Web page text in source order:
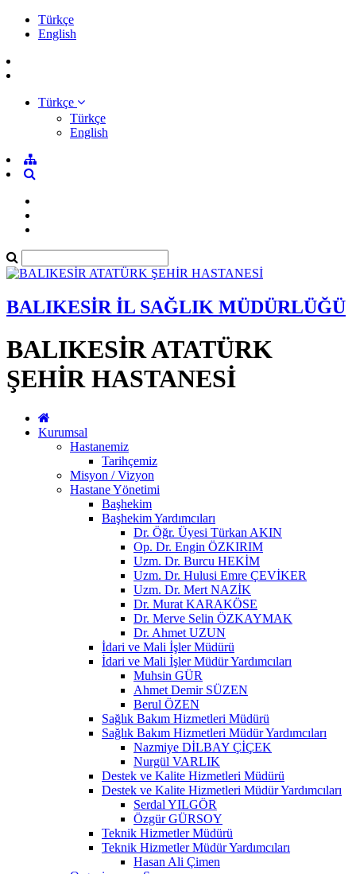
Türkçe
English
Türkçe
Türkçe
English
BALIKESİR İL SAĞLIK MÜDÜRLÜĞÜ
BALIKESİR ATATÜRK
ŞEHİR HASTANESİ
Kurumsal
Hastanemiz
Tarihçemiz
Misyon / Vizyon
Hastane Yönetimi
Başhekim
Başhekim Yardımcıları
Dr. Öğr. Üyesi Türkan AKIN
Op. Dr. Engin ÖZKIRIM
Uzm. Dr. Burcu HEKİM
Uzm. Dr. Hulusi Emre ÇEVİKER
Uzm. Dr. Mert NAZİK
Dr. Murat KARAKÖSE
Dr. Merve Selin ÖZKAYMAK
Dr. Ahmet UZUN
İdari ve Mali İşler Müdürü
İdari ve Mali İşler Müdür Yardımcıları
Muhsin GÜR
Ahmet Demir SÜZEN
Berul ÖZEN
Sağlık Bakım Hizmetleri Müdürü
Sağlık Bakım Hizmetleri Müdür Yardımcıları
Nazmiye DİLBAY ÇİÇEK
Nurgül VARLIK
Destek ve Kalite Hizmetleri Müdürü
Destek ve Kalite Hizmetleri Müdür Yardımcıları
Serdal YILGÖR
Özgür GÜRSOY
Teknik Hizmetler Müdürü
Teknik Hizmetler Müdür Yardımcıları
Hasan Ali Çimen